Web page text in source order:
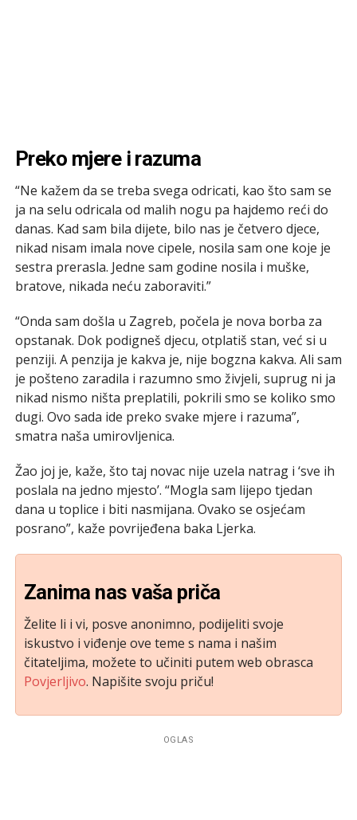
Preko mjere i razuma
“Ne kažem da se treba svega odricati, kao što sam se
ja na selu odricala od malih nogu pa hajdemo reći do
danas. Kad sam bila dijete, bilo nas je četvero djece,
nikad nisam imala nove cipele, nosila sam one koje je
sestra prerasla. Jedne sam godine nosila i muške,
bratove, nikada neću zaboraviti.”
“Onda sam došla u Zagreb, počela je nova borba za
opstanak. Dok podigneš djecu, otplatiš stan, već si u
penziji. A penzija je kakva je, nije bogzna kakva. Ali sam
je pošteno zaradila i razumno smo živjeli, suprug ni ja
nikad nismo ništa preplatili, pokrili smo se koliko smo
dugi. Ovo sada ide preko svake mjere i razuma”,
smatra naša umirovljenica.
Žao joj je, kaže, što taj novac nije uzela natrag i ‘sve ih
poslala na jedno mjesto’. “Mogla sam lijepo tjedan
dana u toplice i biti nasmijana. Ovako se osjećam
posrano”, kaže povrijeđena baka Ljerka.
Zanima nas vaša priča
Želite li i vi, posve anonimno, podijeliti svoje
iskustvo i viđenje ove teme s nama i našim
čitateljima, možete to učiniti putem web obrasca
Povjerljivo. Napišite svoju priču!
OGLAS